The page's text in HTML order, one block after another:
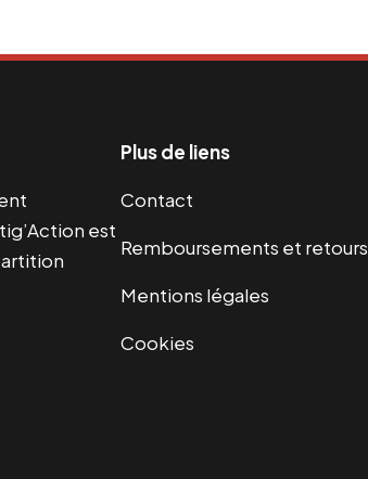
est
Plus de liens
Contact
Remboursements et retours
Mentions légales
Cookies